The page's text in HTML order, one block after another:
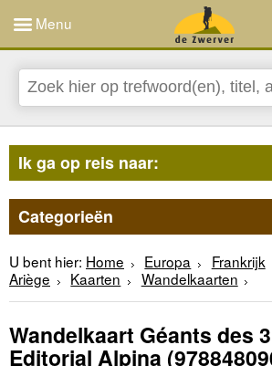
Menu
Ik ga op reis naar:
Categorieën
U bent hier: Home Europa Frankrijk
Ariège
Kaarten Wandelkaarten
Wandelkaart Géants des
Editorial Alpina